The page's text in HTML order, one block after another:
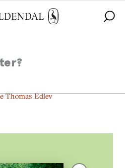
- styrk livet
Thomas Edlev